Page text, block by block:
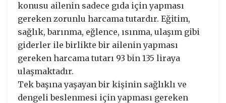
konusu ailenin sadece gıda için yapması
gereken zorunlu harcama tutardır. Eğitim,
sağlık, barınma, eğlence, ısınma, ulaşım gibi
giderler ile birlikte bir ailenin yapması
gereken harcama tutarı 93 bin 135 liraya
ulaşmaktadır.
Tek başına yaşayan bir kişinin sağlıklı ve
dengeli beslenmesi için yapması gereken